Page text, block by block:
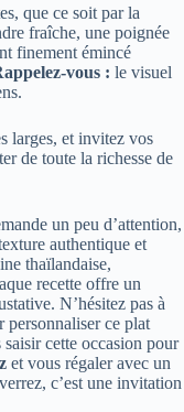
que ce soit par la
fraîche, une poignée
finement émincé
vous : le visuel
larges, et invitez vos
de toute la richesse de
un peu d’attention,
authentique et
thaïlandaise,
recette offre un
N’hésitez pas à
personnaliser ce plat
cette occasion pour
et vous régaler avec un
c’est une invitation